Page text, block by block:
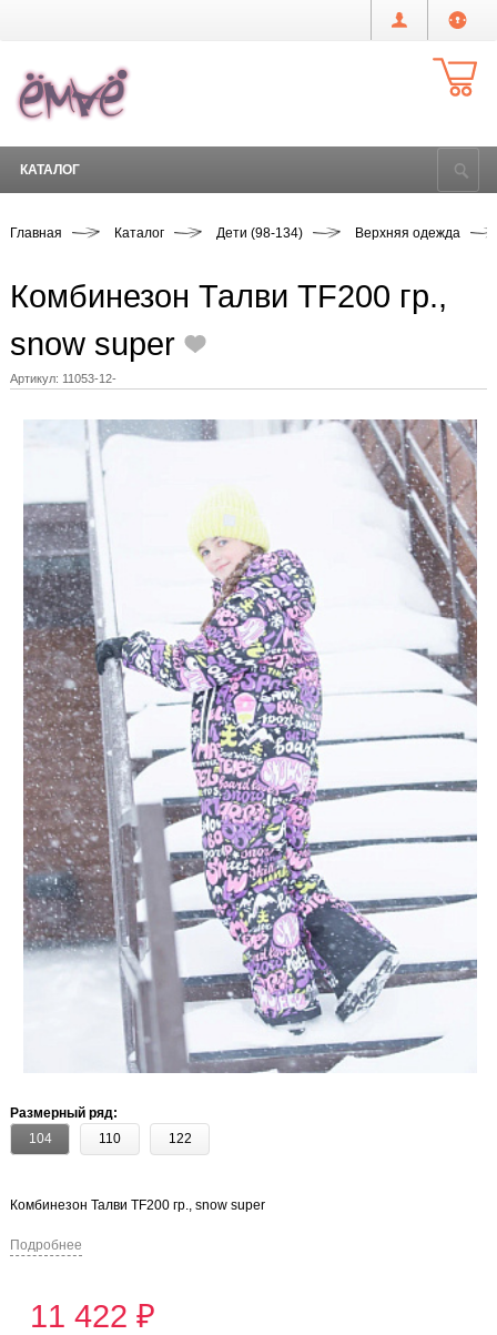
КАТАЛОГ
Главная Каталог Дети (98-134) Верхняя одежда
Комбинезон Талви TF200 гр.,
snow super
Артикул: 11053-12-
Размерный ряд:
104
110 122
Комбинезон Талви TF200 гр., snow super
Подробнее
11 422 ₽